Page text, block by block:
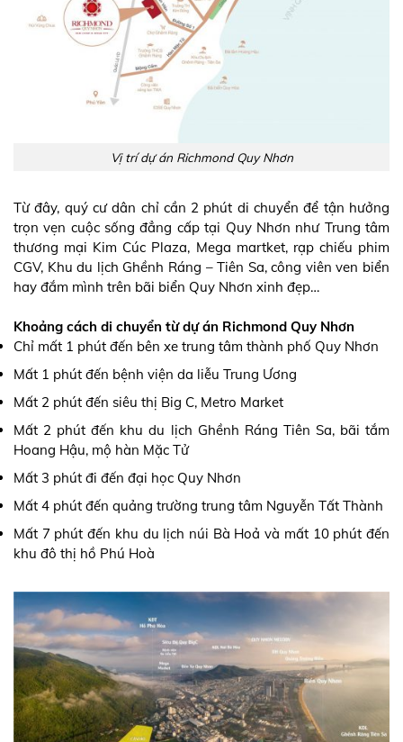
Vị trí dự án Richmond Quy Nhơn
Từ đây, quý cư dân chỉ cần 2 phút di chuyển để tận hưởng
trọn vẹn cuộc sống đẳng cấp tại Quy Nhơn như Trung tâm
thương mại Kim Cúc Plaza, Mega martket, rạp chiếu phim
CGV, Khu du lịch Ghềnh Ráng – Tiên Sa, công viên ven biển
hay đắm mình trên bãi biển Quy Nhơn xinh đẹp…
Khoảng cách di chuyển từ dự án Richmond Quy Nhơn
Chỉ mất 1 phút đến bên xe trung tâm thành phố Quy Nhơn
Mất 1 phút đến bệnh viện da liễu Trung Ương
Mất 2 phút đến siêu thị Big C, Metro Market
Mất 2 phút đến khu du lịch Ghềnh Ráng Tiên Sa, bãi tắm
Hoang Hậu, mộ hàn Mặc Tử
Mất 3 phút đi đến đại học Quy Nhơn
Mất 4 phút đến quảng trường trung tâm Nguyễn Tất Thành
Mất 7 phút đến khu du lịch núi Bà Hoả và mất 10 phút đến
khu đô thị hồ Phú Hoà